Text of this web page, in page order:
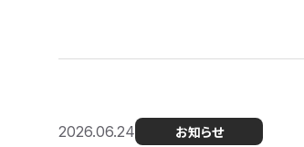
2026.06.24 お知らせ